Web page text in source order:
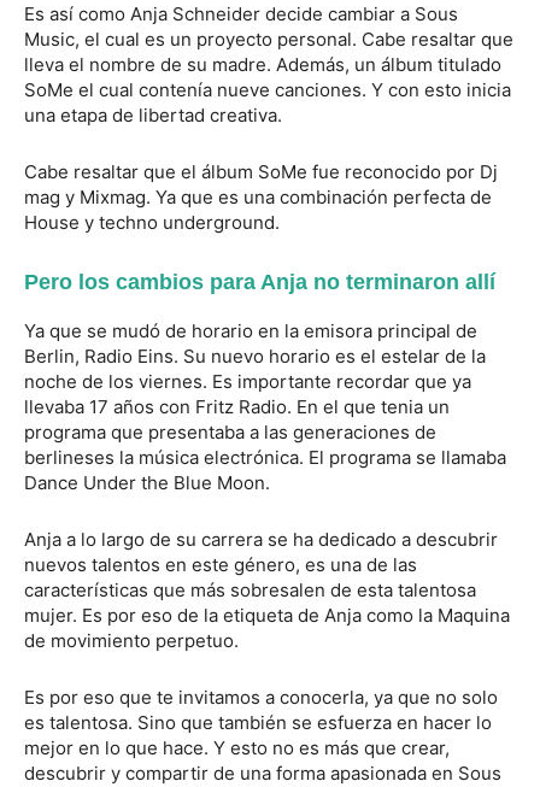
Es así como Anja Schneider decide cambiar a Sous
Music, el cual es un proyecto personal. Cabe resaltar que
lleva el nombre de su madre. Además, un álbum titulado
SoMe el cual contenía nueve canciones. Y con esto inicia
una etapa de libertad creativa.
Cabe resaltar que el álbum SoMe fue reconocido por Dj
mag y Mixmag. Ya que es una combinación perfecta de
House y techno underground.
Pero los cambios para Anja no terminaron allí
Ya que se mudó de horario en la emisora principal de
Berlin, Radio Eins. Su nuevo horario es el estelar de la
noche de los viernes. Es importante recordar que ya
llevaba 17 años con Fritz Radio. En el que tenia un
programa que presentaba a las generaciones de
berlineses la música electrónica. El programa se llamaba
Dance Under the Blue Moon.
Anja a lo largo de su carrera se ha dedicado a descubrir
nuevos talentos en este género, es una de las
características que más sobresalen de esta talentosa
mujer. Es por eso de la etiqueta de Anja como la Maquina
de movimiento perpetuo.
Es por eso que te invitamos a conocerla, ya que no solo
es talentosa. Sino que también se esfuerza en hacer lo
mejor en lo que hace. Y esto no es más que crear,
descubrir y compartir de una forma apasionada en Sous